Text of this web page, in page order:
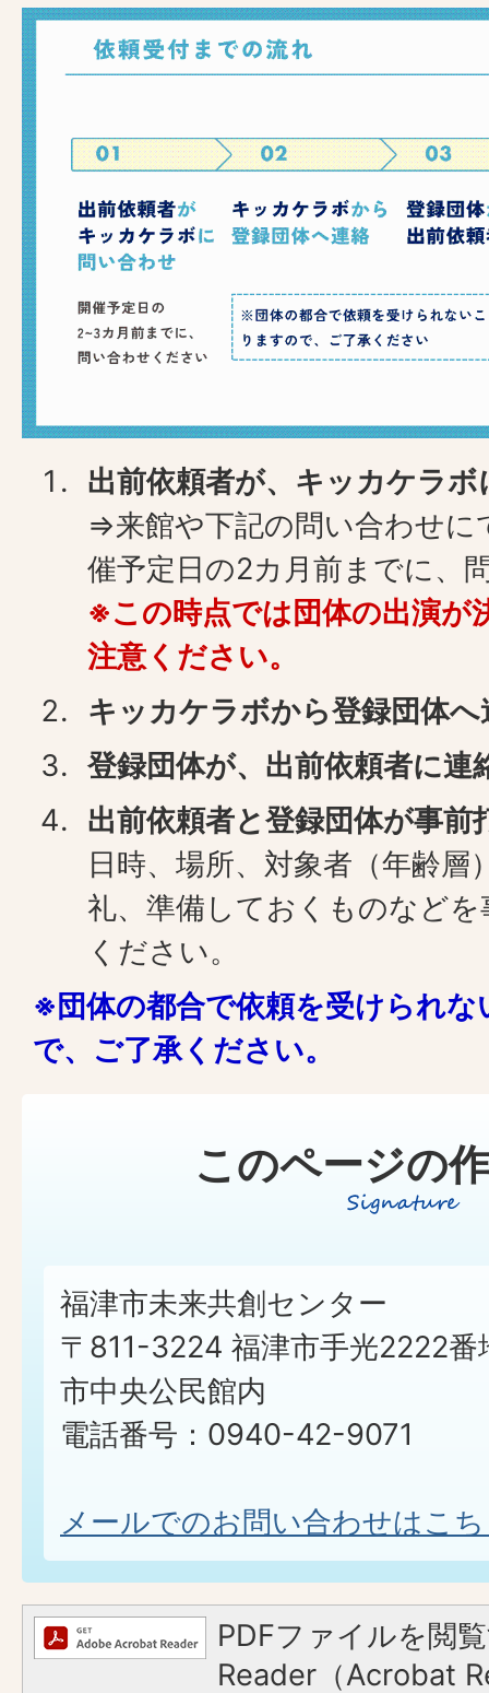
出前依頼者が、キッカケラ
⇒来館や下記の問い合わせに
催予定日の2カ月前までに、
※この時点では団体の出演が
注意ください。
キッカケラボから登録団体へ
登録団体が、出前依頼者に連
出前依頼者と登録団体が事前
日時、場所、対象者（年齢層
礼、準備しておくものなど
ください。
※団体の都合で依頼を受けられ
で、ご了承ください。
このページの
福津市未来共創センター
〒811-3224 福津市手光2222番
市中央公民館内
電話番号：0940-42-9071
メールでのお問い合わせはこ
PDFファイルを閲
Reader（Acrobat